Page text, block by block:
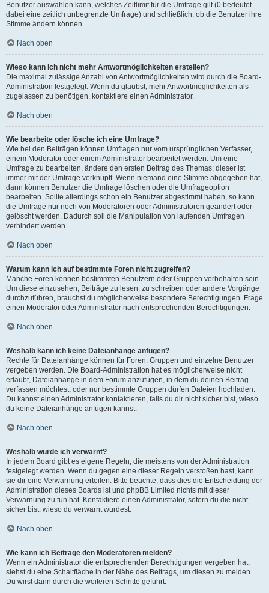
Benutzer auswählen kann, welches Zeitlimit für die Umfrage gilt (0 bedeutet
dabei eine zeitlich unbegrenzte Umfrage) und schließlich, ob die Benutzer ihre
Stimme ändern können.
Nach oben
Wieso kann ich nicht mehr Antwortmöglichkeiten erstellen?
Die maximal zulässige Anzahl von Antwortmöglichkeiten wird durch die Board-
Administration festgelegt. Wenn du glaubst, mehr Antwortmöglichkeiten als
zugelassen zu benötigen, kontaktiere einen Administrator.
Nach oben
Wie bearbeite oder lösche ich eine Umfrage?
Wie bei den Beiträgen können Umfragen nur vom ursprünglichen Verfasser,
einem Moderator oder einem Administrator bearbeitet werden. Um eine
Umfrage zu bearbeiten, ändere den ersten Beitrag des Themas; dieser ist
immer mit der Umfrage verknüpft. Wenn niemand eine Stimme abgegeben hat,
dann können Benutzer die Umfrage löschen oder die Umfrageoption
bearbeiten. Sollte allerdings schon ein Benutzer abgestimmt haben, so kann
die Umfrage nur noch von Moderatoren oder Administratoren geändert oder
gelöscht werden. Dadurch soll die Manipulation von laufenden Umfragen
verhindert werden.
Nach oben
Warum kann ich auf bestimmte Foren nicht zugreifen?
Manche Foren können bestimmten Benutzern oder Gruppen vorbehalten sein.
Um diese einzusehen, Beiträge zu lesen, zu schreiben oder andere Vorgänge
durchzuführen, brauchst du möglicherweise besondere Berechtigungen. Frage
einen Moderator oder Administrator nach entsprechenden Berechtigungen.
Nach oben
Weshalb kann ich keine Dateianhänge anfügen?
Rechte für Dateianhänge können für Foren, Gruppen und einzelne Benutzer
vergeben werden. Die Board-Administration hat es möglicherweise nicht
erlaubt, Dateianhänge in dem Forum anzufügen, in dem du deinen Beitrag
verfassen möchtest, oder nur bestimmte Gruppen dürfen Dateien hochladen.
Du kannst einen Administrator kontaktieren, falls du dir nicht sicher bist, wieso
du keine Dateianhänge anfügen kannst.
Nach oben
Weshalb wurde ich verwarnt?
In jedem Board gibt es eigene Regeln, die meistens von der Administration
festgelegt werden. Wenn du gegen eine dieser Regeln verstoßen hast, kann
sie dir eine Verwarnung erteilen. Bitte beachte, dass dies die Entscheidung der
Administration dieses Boards ist und phpBB Limited nichts mit dieser
Verwarnung zu tun hat. Kontaktiere einen Administrator, sofern du die nicht
sicher bist, wieso du verwarnt wurdest.
Nach oben
Wie kann ich Beiträge den Moderatoren melden?
Wenn ein Administrator die entsprechenden Berechtigungen vergeben hat,
siehst du eine Schaltfläche in der Nähe des Beitrags, um diesen zu melden.
Du wirst dann durch die weiteren Schritte geführt.